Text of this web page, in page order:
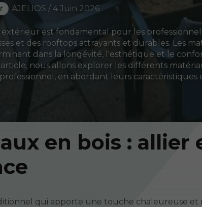
AJELIOS / 4 Juin 2026
est fondamental pour les
et des rooftops attrayants et durables. Les
dans la longévité, l'esthétique et le
nous allons explorer les différents
en abordant leurs caractéristiques
en bois :
qui apporte une touche chaleureuse